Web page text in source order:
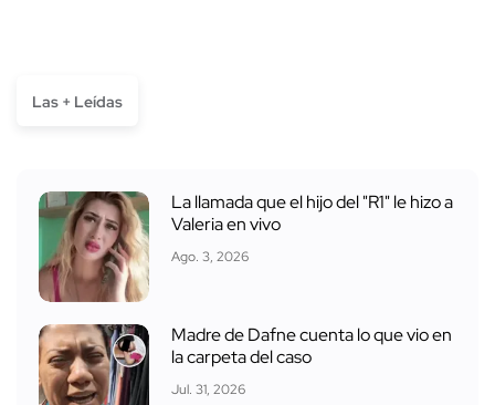
Las + Leídas
La llamada que el hijo del "R1" le hizo a
Valeria en vivo
Ago. 3, 2026
Madre de Dafne cuenta lo que vio en
la carpeta del caso
Jul. 31, 2026